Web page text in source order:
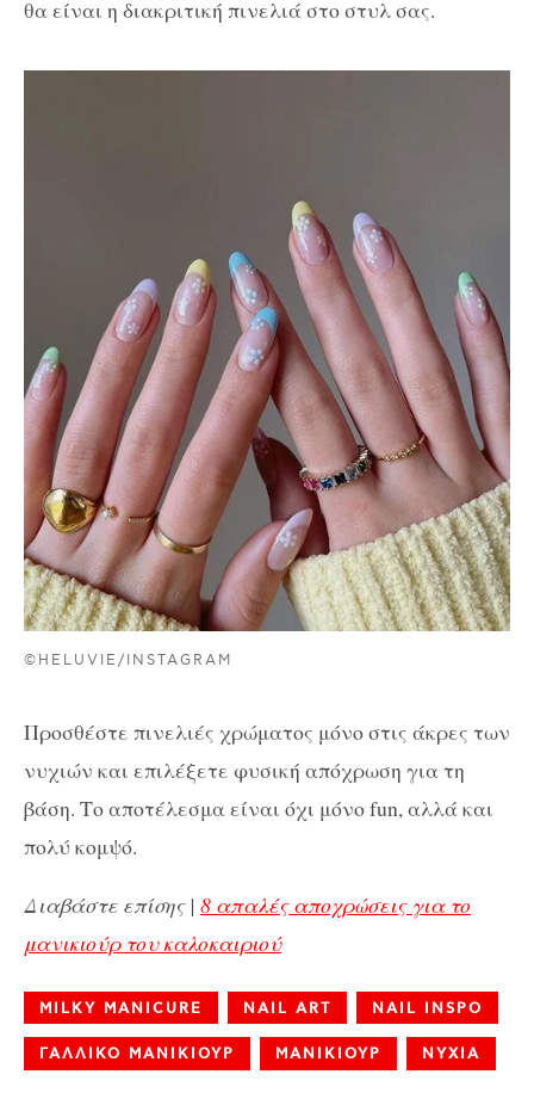
θα είναι η διακριτική πινελιά στο στυλ σας.
©HELUVIE/INSTAGRAM
Προσθέστε πινελιές χρώματος μόνο στις άκρες των
νυχιών και επιλέξετε φυσική απόχρωση για τη
βάση. Το αποτέλεσμα είναι όχι μόνο fun, αλλά και
πολύ κομψό.
Διαβάστε επίσης | 8 απαλές αποχρώσεις για το
μανικιούρ του καλοκαιριού
MILKY MANICURE NAIL ART NAIL INSPO
ΓΑΛΛΙΚΟ ΜΑΝΙΚΙΟΥΡ ΜΑΝΙΚΙΟΥΡ ΝΥΧΙΑ